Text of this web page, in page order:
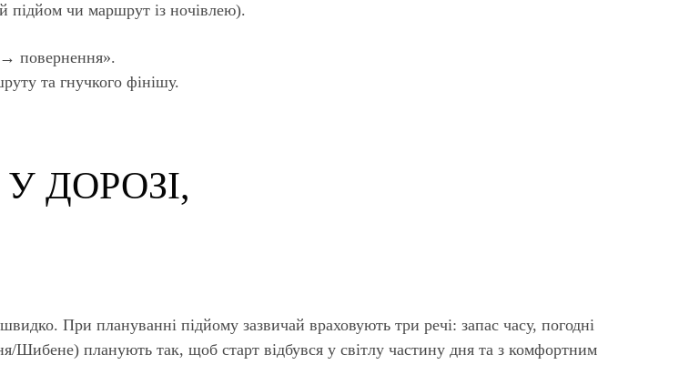
підйом чи маршрут із ночівлею).
повернення».
та гнучкого фінішу.
ДОРОЗІ,
При плануванні підйому зазвичай враховують три речі: запас часу, погодні
Шибене) планують так, щоб старт відбувся у світлу частину дня та з комфортним